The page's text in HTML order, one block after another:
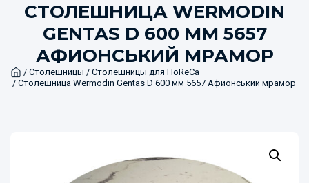
СТОЛЕШНИЦА WERMODIN
GENTAS D 600 ММ 5657
АФИОНСЬКИЙ МРАМОР
Home
/ Столешницы / Столешницы для HoReCa
/ Столешница Wermodin Gentas D 600 мм 5657 Афионський мрамор